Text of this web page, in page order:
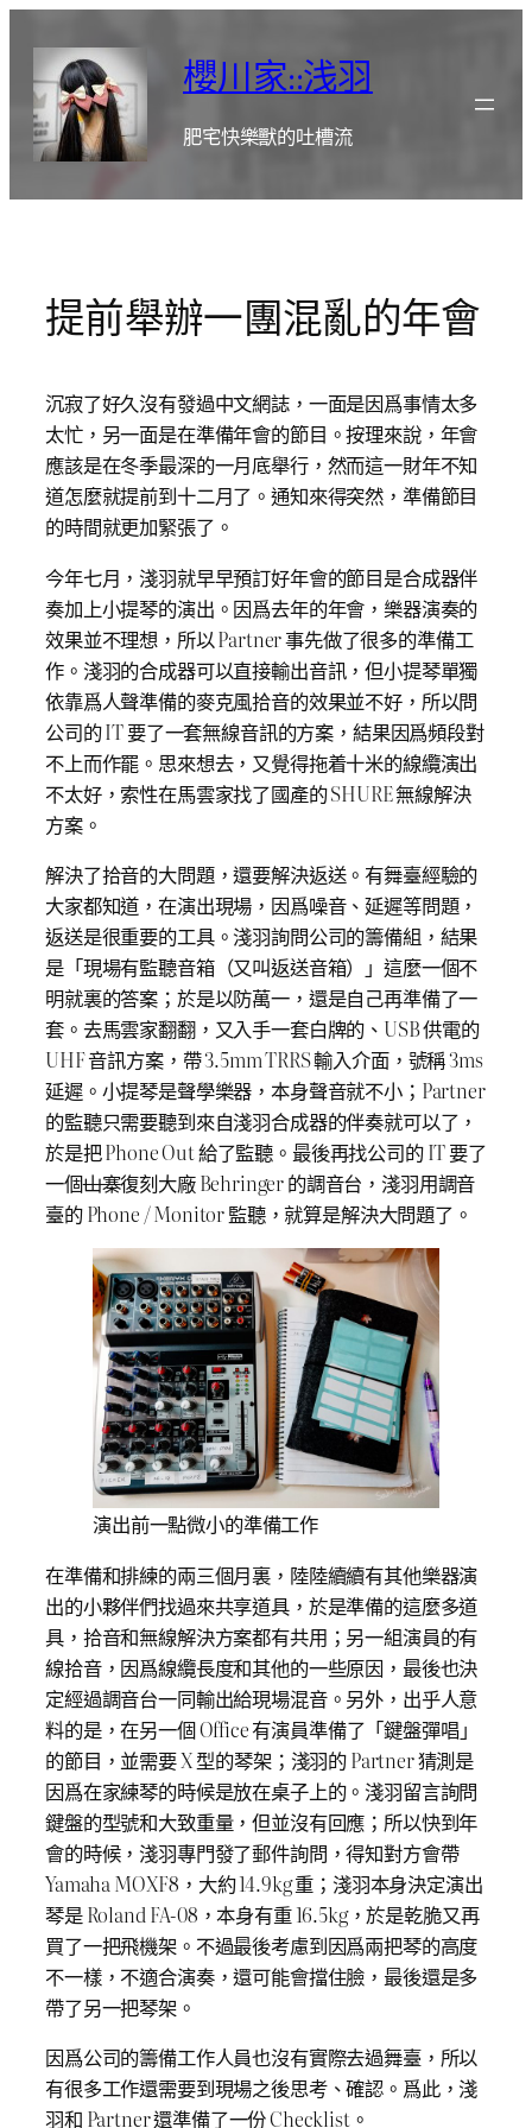
櫻川家::浅羽
肥宅快樂獸的吐槽流
提前舉辦一團混亂的年會
沉寂了好久沒有發過中文網誌，一面是因爲事情太多
太忙，另一面是在準備年會的節目。按理來說，年會
應該是在冬季最深的一月底舉行，然而這一財年不知
道怎麼就提前到十二月了。通知來得突然，準備節目
的時間就更加緊張了。
今年七月，淺羽就早早預訂好年會的節目是合成器伴
奏加上小提琴的演出。因爲去年的年會，樂器演奏的
效果並不理想，所以 Partner 事先做了很多的準備工
作。淺羽的合成器可以直接輸出音訊，但小提琴單獨
依靠爲人聲準備的麥克風拾音的效果並不好，所以問
公司的 IT 要了一套無線音訊的方案，結果因爲頻段對
不上而作罷。思來想去，又覺得拖着十米的線纜演出
不太好，索性在馬雲家找了國產的 SHURE 無線解決
方案。
解決了拾音的大問題，還要解決返送。有舞臺經驗的
大家都知道，在演出現場，因爲噪音、延遲等問題，
返送是很重要的工具。淺羽詢問公司的籌備組，結果
是「現場有監聽音箱（又叫返送音箱）」這麼一個不
明就裏的答案；於是以防萬一，還是自己再準備了一
套。去馬雲家翻翻，又入手一套白牌的、USB 供電的
UHF 音訊方案，帶 3.5mm TRRS 輸入介面，號稱 3ms
延遲。小提琴是聲學樂器，本身聲音就不小；Partner
的監聽只需要聽到來自淺羽合成器的伴奏就可以了，
於是把 Phone Out 給了監聽。最後再找公司的 IT 要了
一個山寨復刻大廠 Behringer 的調音台，淺羽用調音
臺的 Phone / Monitor 監聽，就算是解決大問題了。
演出前一點微小的準備工作
在準備和排練的兩三個月裏，陸陸續續有其他樂器演
出的小夥伴們找過來共享道具，於是準備的這麼多道
具，拾音和無線解決方案都有共用；另一組演員的有
線拾音，因爲線纜長度和其他的一些原因，最後也決
定經過調音台一同輸出給現場混音。另外，出乎人意
料的是，在另一個 Office 有演員準備了「鍵盤彈唱」
的節目，並需要 X 型的琴架；淺羽的 Partner 猜測是
因爲在家練琴的時候是放在桌子上的。淺羽留言詢問
鍵盤的型號和大致重量，但並沒有回應；所以快到年
會的時候，淺羽專門發了郵件詢問，得知對方會帶
Yamaha MOXF8，大約 14.9kg 重；淺羽本身決定演出
琴是 Roland FA-08，本身有重 16.5kg，於是乾脆又再
買了一把飛機架。不過最後考慮到因爲兩把琴的高度
不一樣，不適合演奏，還可能會擋住臉，最後還是多
帶了另一把琴架。
因爲公司的籌備工作人員也沒有實際去過舞臺，所以
有很多工作還需要到現場之後思考、確認。爲此，淺
羽和 Partner 還準備了一份 Checklist。